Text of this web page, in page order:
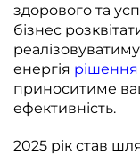
здорового та
бізнес
енергія рішення
приноситиме
ефективність.
2025 рік став